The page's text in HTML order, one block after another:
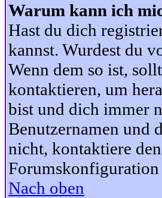
Warum kann ich
Hast du dich
kannst. Wurdest du
Wenn dem so ist,
kontaktieren, um
bist und dich immer
Benutzernamen und
nicht, kontaktiere
Nach oben